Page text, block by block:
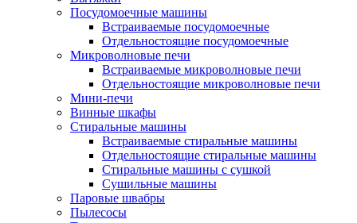
Посудомоечные машины
Встраиваемые посудомоечные
Отдельностоящие посудомоечные
Микроволновые печи
Встраиваемые микроволновые печи
Отдельностоящие микроволновые печи
Мини-печи
Винные шкафы
Стиральные машины
Встраиваемые стиральные машины
Отдельностоящие стиральные машины
Стиральные машины с сушкой
Сушильные машины
Паровые швабры
Пылесосы